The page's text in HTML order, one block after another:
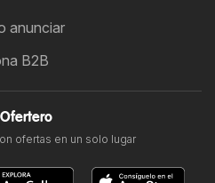
anunciar
B2B
Ofertero
ofertas en un solo lugar